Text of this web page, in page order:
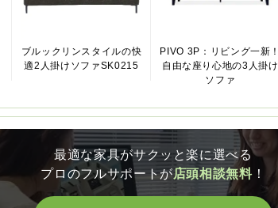
ブルックリンスタイルの快
適2人掛けソファSK0215
PIVO 3P：リビング一新！
自由な座り心地の3人掛け
ソファ
最適な家具がサクッと楽に選べる
プロのフルサポートが店頭相談無料！